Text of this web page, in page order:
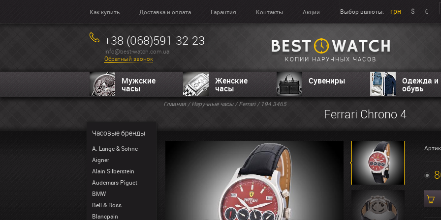
Как купить Доставка и оплата Гарантия Контакты Акции Выбор валюты: грн $ €
+38 (068)591-32-23
info@best-watch.com.ua
Обратный звонок
КОПИИ НАРУЧНЫХ ЧАСОВ
Мужские
часы
Женские
часы
Сувениры Одежда и
обувь
Часовые бренды
A. Lange & Sohne
Aigner
Alain Silberstein
Audemars Piguet
BMW
Bell & Ross
Blancpain
Главная/Наручные часы/Ferrari/ 194.3465
Ferrari Chrono 4